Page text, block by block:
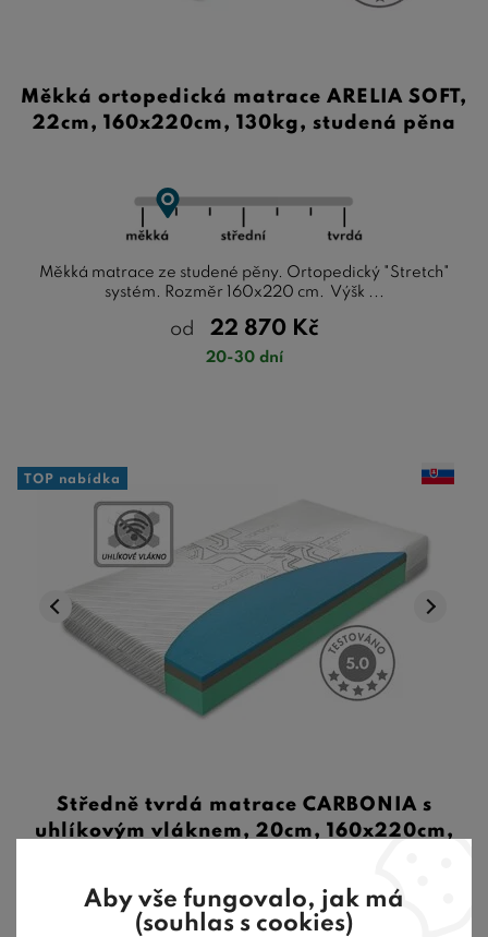
Měkká ortopedická matrace ARELIA SOFT,
22cm, 160x220cm, 130kg, studená pěna
Měkká matrace ze studené pěny. Ortopedický "Stretch"
systém. Rozměr 160x220 cm. Výšk ...
od 22 870 Kč
20-30 dní
TOP nabídka
Středně tvrdá matrace CARBONIA s
uhlíkovým vláknem, 20cm, 160x220cm,
Aby vše fungovalo, jak má
(souhlas s cookies)